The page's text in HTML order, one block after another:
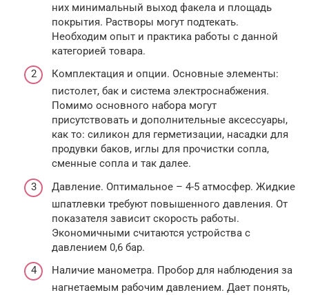
них минимальный выход факела и площадь
покрытия. Растворы могут подтекать.
Необходим опыт и практика работы с данной
категорией товара.
Комплектация и опции. Основные элементы:
пистолет, бак и система электроснабжения.
Помимо основного набора могут
присутствовать и дополнительные аксессуары,
как то: силикон для герметизации, насадки для
продувки баков, иглы для прочистки сопла,
сменные сопла и так далее.
Давление. Оптимальное – 4-5 атмосфер. Жидкие
шпатлевки требуют повышенного давления. От
показателя зависит скорость работы.
Экономичными считаются устройства с
давлением 0,6 бар.
Наличие манометра. Пробор для наблюдения за
нагнетаемым рабочим давлением. Дает понять,